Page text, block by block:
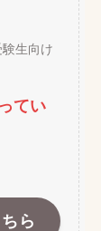
生向け
てい
ら